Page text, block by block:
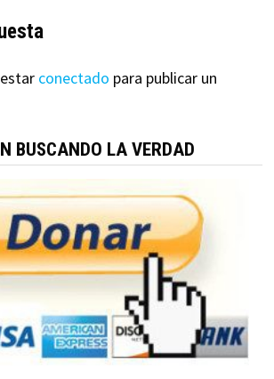
conectado para publicar un
BUSCANDO LA VERDAD